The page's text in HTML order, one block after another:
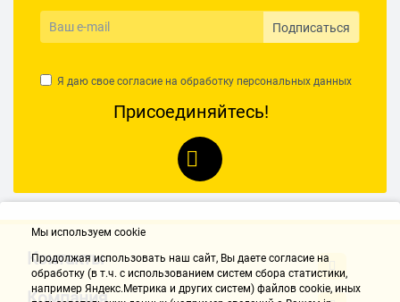
Подписаться
Я даю свое согласие на обработку персональных данных
Присоединяйтесь!
Контакты
Мы используем cookie
Продолжая использовать наш cайт, Вы даете согласие на
обработку (в т.ч. с использованием систем сбора статистики,
например Яндекс.Метрика и других систем) файлов cookie, иных